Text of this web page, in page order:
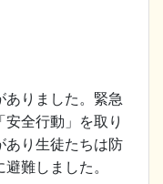
ありました。緊急
全行動」を取り
あり生徒たちは防
難しました。